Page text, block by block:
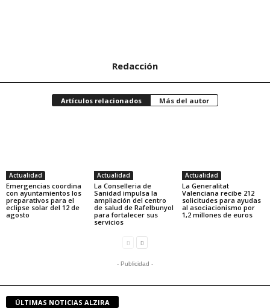
Redacción
Artículos relacionados Más del autor
Actualidad
Emergencias coordina
con ayuntamientos los
preparativos para el
eclipse solar del 12 de
agosto
Actualidad
La Conselleria de
Sanidad impulsa la
ampliación del centro
de salud de Rafelbunyol
para fortalecer sus
servicios
Actualidad
La Generalitat
Valenciana recibe 212
solicitudes para ayudas
al asociacionismo por
1,2 millones de euros
- Publicidad -
ÚLTIMAS NOTICIAS ALZIRA